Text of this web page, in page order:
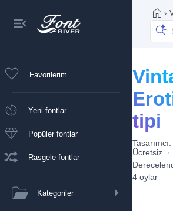
Favorilerim
Yeni fontlar
Popüler fontlar
Rasgele fontlar
Kategoriler
›
tipi
Tasarımcı:
Ücretsiz
4 oylar